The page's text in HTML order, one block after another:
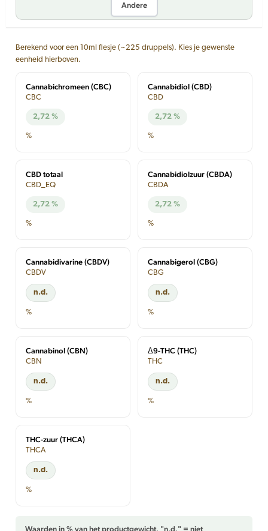
Andere
Berekend voor een 10ml flesje (~225 druppels). Kies je gewenste
eenheid hierboven.
Cannabichromeen (CBC)
CBC
2,72 %
%
Cannabidiol (CBD)
CBD
2,72 %
%
CBD totaal
CBD_EQ
2,72 %
%
Cannabidiolzuur (CBDA)
CBDA
2,72 %
%
Cannabidivarine (CBDV)
CBDV
n.d.
%
Cannabigerol (CBG)
CBG
n.d.
%
Cannabinol (CBN)
CBN
n.d.
%
Δ9-THC (THC)
THC
n.d.
%
THC-zuur (THCA)
THCA
n.d.
%
Waarden in % van het productgewicht. "n.d." = niet